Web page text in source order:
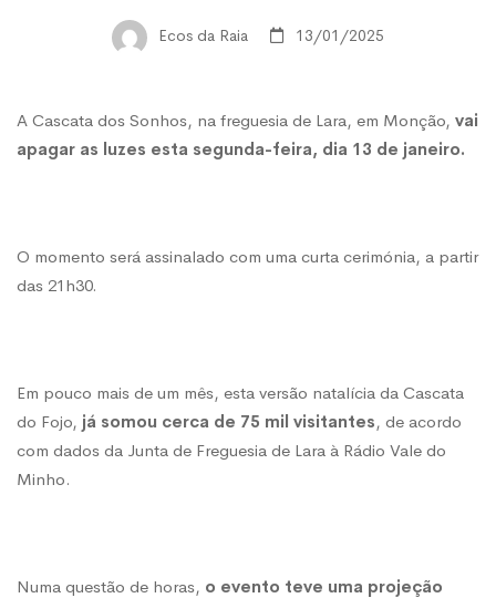
Cascata
Sonhos
se
hoje
Ecos da Raia 13/01/2025
A Cascata dos Sonhos, na freguesia de Lara, em Monção, vai
apagar as luzes esta segunda-feira, dia 13 de janeiro.
O momento será assinalado com uma curta cerimónia, a partir
das 21h30.
Em pouco mais de um mês, esta versão natalícia da Cascata
do Fojo, já somou cerca de 75 mil visitantes, de acordo
com dados da Junta de Freguesia de Lara à Rádio Vale do
Minho.
Numa questão de horas, o evento teve uma projeção